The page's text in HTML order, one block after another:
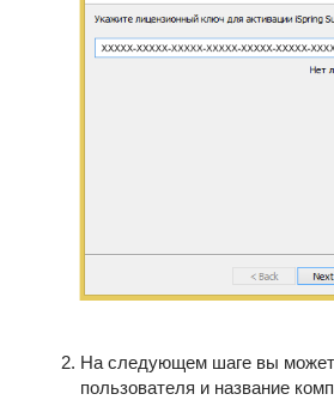
На следующем шаге вы
пользователя и название